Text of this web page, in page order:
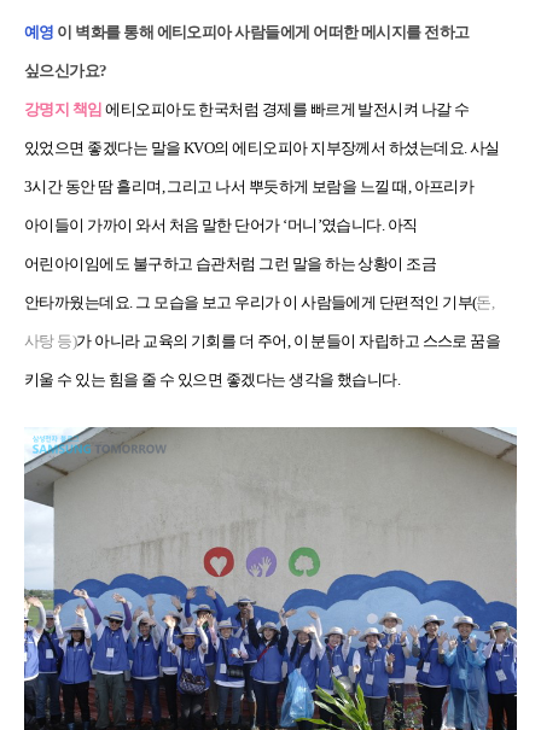
예영 이 벽화를 통해 에티오피아 사람들에게 어떠한 메시지를 전하고
싶으신가요?
강명지 책임에티오피아도 한국처럼 경제를 빠르게 발전시켜 나갈 수
있었으면 좋겠다는 말을 KVO의 에티오피아 지부장께서 하셨는데요. 사실
3시간 동안 땀 흘리며, 그리고 나서 뿌듯하게 보람을 느낄 때, 아프리카
아이들이 가까이 와서 처음 말한 단어가 ‘머니’였습니다. 아직
어린아이임에도 불구하고 습관처럼 그런 말을 하는 상황이 조금
안타까웠는데요. 그 모습을 보고 우리가 이 사람들에게 단편적인 기부(돈,
사탕 등)가 아니라 교육의 기회를 더 주어, 이 분들이 자립하고 스스로 꿈을
키울 수 있는 힘을 줄 수 있으면 좋겠다는 생각을 했습니다.